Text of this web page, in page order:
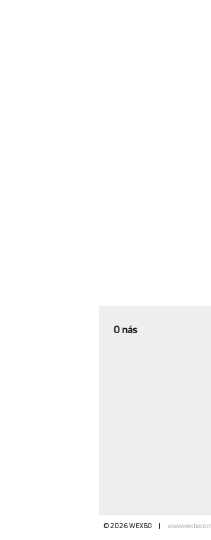
O nás
© 2026 WEXBO |www.wexbo.com